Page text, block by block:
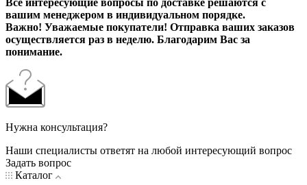
Все интересующие вопросы по доставке решаются с
вашим менеджером в индивидуальном порядке.
Важно! Уважаемые покупатели! Отправка ваших заказов
осуществляется раз в неделю. Благодарим Вас за
понимание.
Нужна консультация?
Наши специалисты ответят на любой интересующий вопрос
Задать вопрос
Каталог